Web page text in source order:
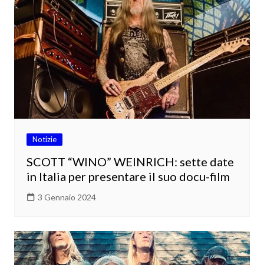
Notizie
SCOTT “WINO” WEINRICH: sette date
in Italia per presentare il suo docu-film
3 Gennaio 2024